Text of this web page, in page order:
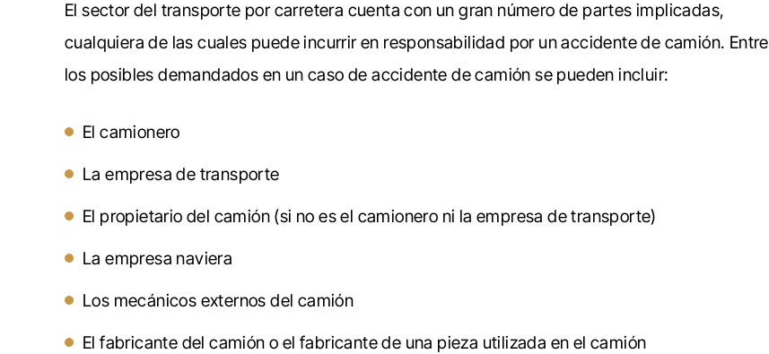
El sector del transporte por carretera cuenta con un gran número de partes implicadas,
cualquiera de las cuales puede incurrir en responsabilidad por un accidente de camión. Entre
los posibles demandados en un caso de accidente de camión se pueden incluir:
El camionero
La empresa de transporte
El propietario del camión (si no es el camionero ni la empresa de transporte)
La empresa naviera
Los mecánicos externos del camión
El fabricante del camión o el fabricante de una pieza utilizada en el camión